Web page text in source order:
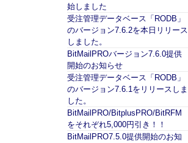
始しました
受注管理データベース「RODB」
のバージョン7.6.2を本日リリース
しました。
BitMailPROバージョン7.6.0提供
開始のお知らせ
受注管理データベース「RODB」
のバージョン7.6.1をリリースしま
した。
BitMailPRO/BitplusPRO/BitRFM
をそれぞれ5,000円引き！！
BitMailPRO7.5.0提供開始のお知